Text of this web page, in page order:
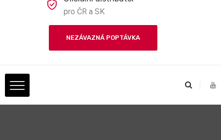
pro ČR a SK
NEZÁVAZNÁ POPTÁVKA